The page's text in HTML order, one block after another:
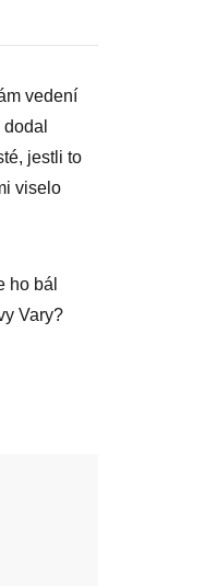
vedení
jestli to
viselo
ho bál
Vary?